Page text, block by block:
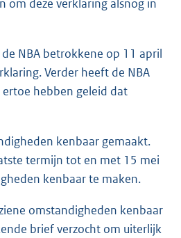
deze verklaring alsnog in
NBA betrokkene op 11 april
Verder heeft de NBA
hebben geleid dat
kenbaar gemaakt.
termijn tot en met 15 mei
kenbaar te maken.
omstandigheden kenbaar
brief verzocht om uiterlijk